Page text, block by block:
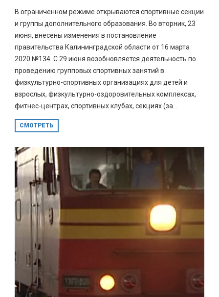
В ограниченном режиме открываются спортивные секции
и группы дополнительного образования. Во вторник, 23
июня, внесены изменения в постановление
правительства Калининградской области от 16 марта
2020 №134. С 29 июня возобновляется деятельность по
проведению групповых спортивных занятий в
физкультурно-спортивных организациях для детей и
взрослых, физкультурно-оздоровительных комплексах,
фитнес-центрах, спортивных клубах, секциях (за...
СМОТРЕТЬ